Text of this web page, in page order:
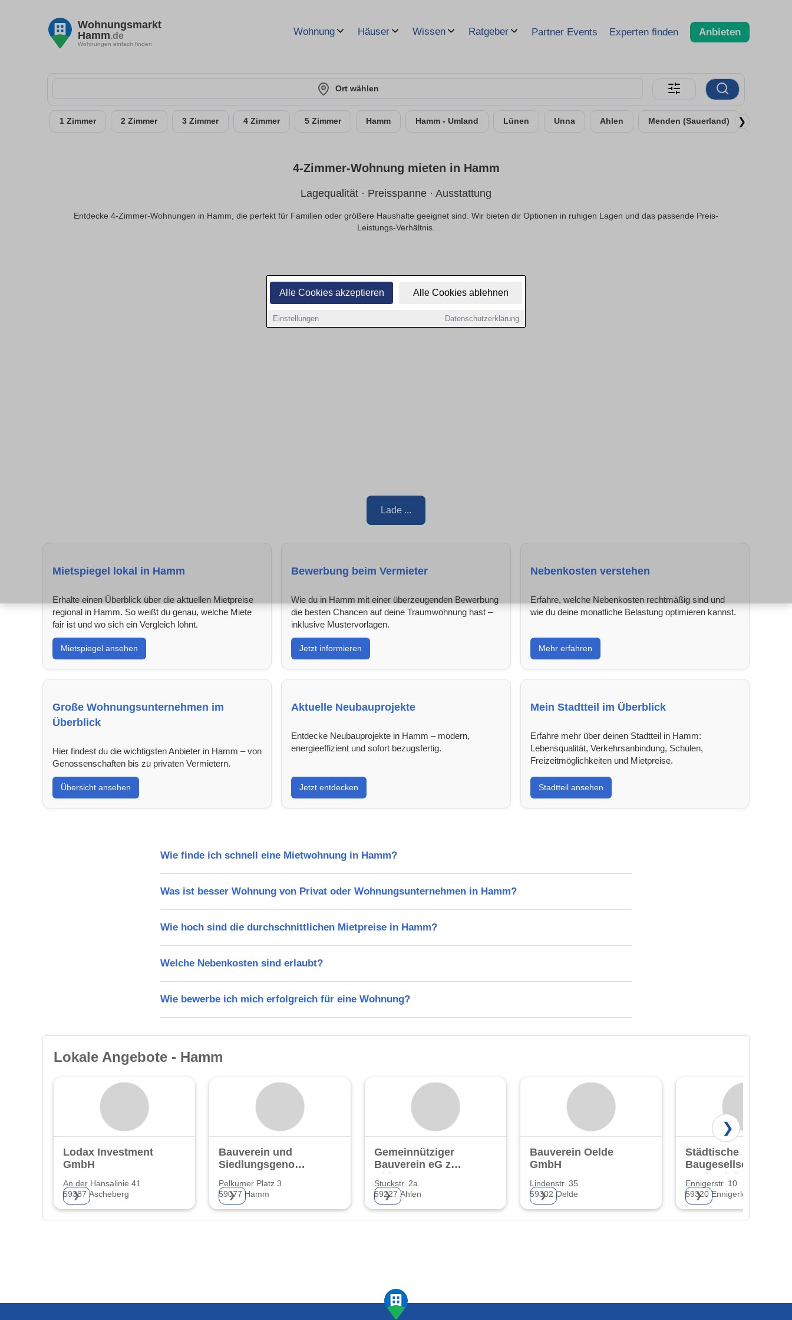
Alle Cookies akzeptieren Alle Cookies ablehnen
Einstellungen Datenschutzerklärung
Wohnungsmarkt
Hamm.de
Wohnungen einfach finden
Wohnung Häuser Wissen Ratgeber Partner Events Experten finden Anbieten
Ort wählen
1 Zimmer 2 Zimmer 3 Zimmer 4 Zimmer 5 Zimmer Hamm Hamm - Umland Lünen Unna Ahlen Menden (Sauerland) ❯
4-Zimmer-Wohnung mieten in Hamm
Lagequalität · Preisspanne · Ausstattung
Entdecke 4-Zimmer-Wohnungen in Hamm, die perfekt für Familien oder größere Haushalte geeignet sind. Wir bieten dir Optionen in ruhigen Lagen und das passende Preis-
Leistungs-Verhältnis.
Lade ...
Mietspiegel lokal in Hamm
Erhalte einen Überblick über die aktuellen Mietpreise
regional in Hamm. So weißt du genau, welche Miete
fair ist und wo sich ein Vergleich lohnt.
Mietspiegel ansehen
Bewerbung beim Vermieter
Wie du in Hamm mit einer überzeugenden Bewerbung
die besten Chancen auf deine Traumwohnung hast –
inklusive Mustervorlagen.
Jetzt informieren
Nebenkosten verstehen
Erfahre, welche Nebenkosten rechtmäßig sind und
wie du deine monatliche Belastung optimieren kannst.
Mehr erfahren
Große Wohnungsunternehmen im
Überblick
Hier findest du die wichtigsten Anbieter in Hamm – von
Genossenschaften bis zu privaten Vermietern.
Übersicht ansehen
Aktuelle Neubauprojekte
Entdecke Neubauprojekte in Hamm – modern,
energieeffizient und sofort bezugsfertig.
Jetzt entdecken
Mein Stadtteil im Überblick
Erfahre mehr über deinen Stadtteil in Hamm:
Lebensqualität, Verkehrsanbindung, Schulen,
Freizeitmöglichkeiten und Mietpreise.
Stadtteil ansehen
Wie finde ich schnell eine Mietwohnung in Hamm?
Was ist besser Wohnung von Privat oder Wohnungsunternehmen in Hamm?
Wie hoch sind die durchschnittlichen Mietpreise in Hamm?
Welche Nebenkosten sind erlaubt?
Wie bewerbe ich mich erfolgreich für eine Wohnung?
Lokale Angebote - Hamm
Lodax Investment
GmbH
An der Hansalinie 41
59387 Ascheberg
❯
Bauverein und
Siedlungsgenossenschaft
Pelkumer Platz 3
59077 Hamm
❯
Gemeinnütziger
Bauverein eG zu
Ahlen
Stuckstr. 2a
59227 Ahlen
❯
Bauverein Oelde
GmbH
Lindenstr. 35
59302 Oelde
❯
Städtische
Baugesellschaft
Ennigerloh GmbH
Ennigerstr. 10
59320 Ennigerloh
❯
❯